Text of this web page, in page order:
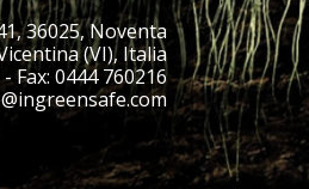
36025, Noventa
(VI), Italia
- Fax:0444 760216